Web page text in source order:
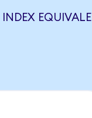
EQUIVALE